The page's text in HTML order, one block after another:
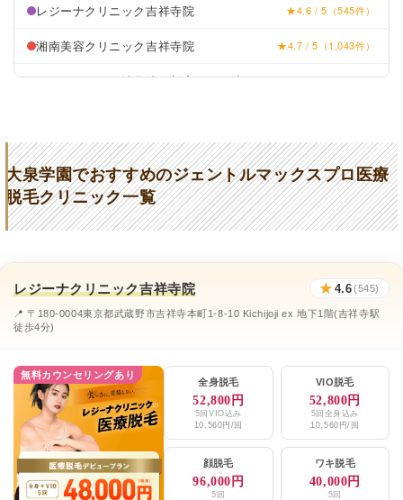
レジーナクリニック吉祥寺院 ★4.6 / 5（545件）
湘南美容クリニック吉祥寺院 ★4.7 / 5（1,043件）
リゼクリニック池袋院、新宿三丁目院 ★4.5 / 5（107件）
エミナルクリニックメンズ池袋東口院 ★4.6 / 5（77件）
レジーナクリニックオム吉祥寺院 ★4.6 / 5（544件）
湘南美容クリニック吉祥寺院 ★4.7 / 5（1,043件）
大泉学園でおすすめのジェントルマックスプロ医療
脱毛クリニック一覧
レジーナクリニック吉祥寺院 ★ 4.6(545)
📍 〒180-0004東京都武蔵野市吉祥寺本町1-8-10 Kichijoji ex 地下1階(吉祥寺駅
徒歩4分)
無料カウンセリングあり
全身脱毛
52,800円
5回VIO込み
10,560円/回
VIO脱毛
52,800円
5回全身込み
10,560円/回
顔脱毛
96,000円
5回
ワキ脱毛
40,000円
5回